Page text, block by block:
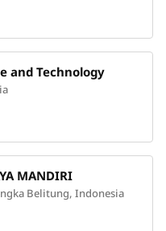
and Technology
MANDIRI
Belitung, Indonesia